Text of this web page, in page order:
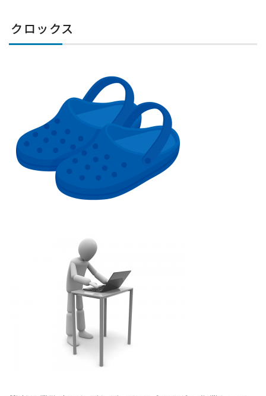
クロックス